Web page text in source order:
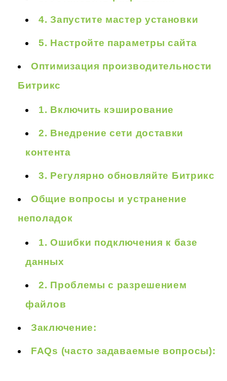
4. Запустите мастер установки
5. Настройте параметры сайта
Оптимизация производительности
Битрикс
1. Включить кэширование
2. Внедрение сети доставки
контента
3. Регулярно обновляйте Битрикс
Общие вопросы и устранение
неполадок
1. Ошибки подключения к базе
данных
2. Проблемы с разрешением
файлов
Заключение:
FAQs (часто задаваемые вопросы):